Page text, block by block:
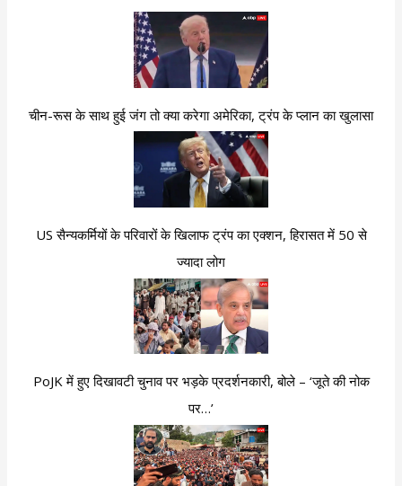
चीन-रूस के साथ हुई जंग तो क्या करेगा अमेरिका, ट्रंप के प्लान का खुलासा
US सैन्यकर्मियों के परिवारों के खिलाफ ट्रंप का एक्शन, हिरासत में 50 से
ज्यादा लोग
PoJK में हुए दिखावटी चुनाव पर भड़के प्रदर्शनकारी, बोले – ‘जूते की नोक
पर…’